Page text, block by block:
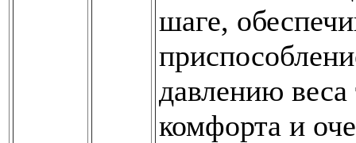
шаге,
давлению
комфорта и